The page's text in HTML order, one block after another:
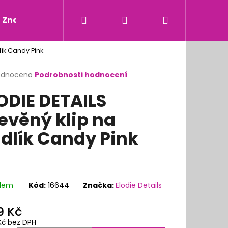
Značky Přihlášení
Candy Pink
Podrobnosti hodnocení
DETAILS
klip na
Candy Pink
Kód: 16644 Značka:Elodie Details
Kč
bez DPH